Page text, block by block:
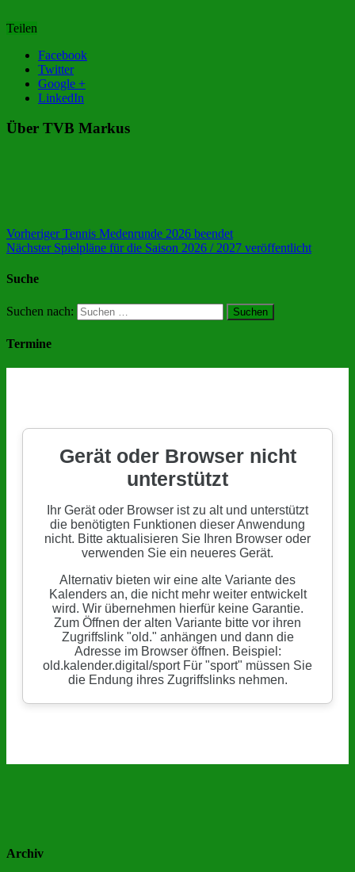
Teilen
Facebook
Twitter
Google +
LinkedIn
Über TVB Markus
VorherigerTennis Medenrunde 2026 beendet
NächsterSpielpläne für die Saison 2026 / 2027 veröffentlicht
Suche
Suchen nach:
Termine
Archiv